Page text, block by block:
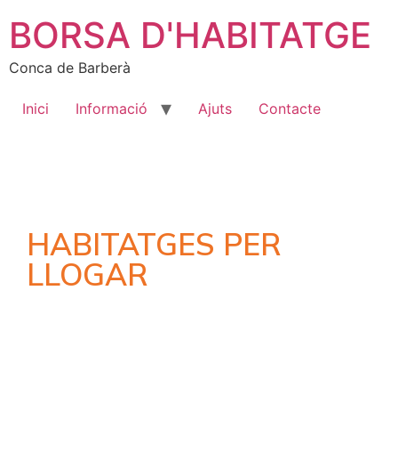
BORSA D'HABITATGE
Conca de Barberà
Inici Informació Ajuts Contacte
HABITATGES PER
LLOGAR